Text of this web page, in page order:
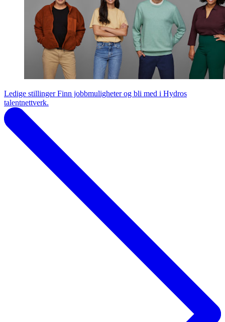
Ledige stillinger Finn jobbmuligheter og bli med i Hydros
talentnettverk.